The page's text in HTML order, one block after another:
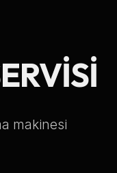
makinesi